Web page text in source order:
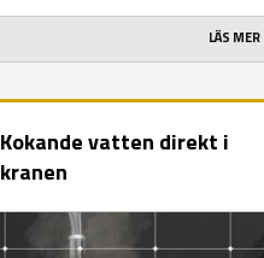
LÄS MER
Kokande vatten direkt i
kranen